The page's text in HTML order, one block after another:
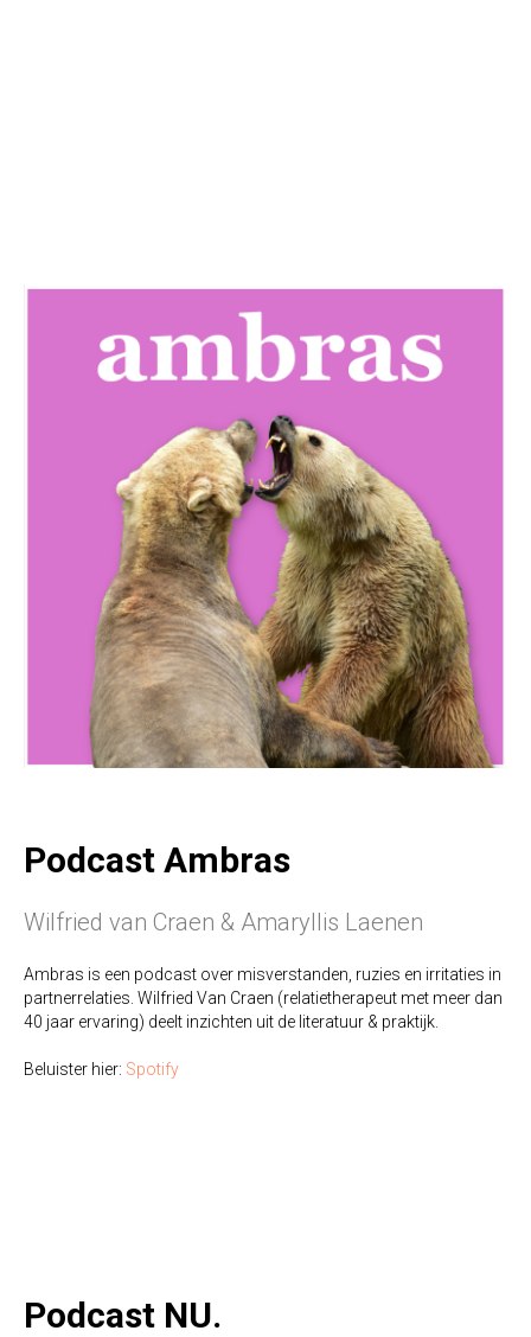
Podcast Ambras
Wilfried van Craen & Amaryllis Laenen
Ambras is een podcast over misverstanden, ruzies en irritaties in
partnerrelaties. Wilfried Van Craen (relatietherapeut met meer dan
40 jaar ervaring) deelt inzichten uit de literatuur & praktijk.
Beluister hier: Spotify
Podcast NU.